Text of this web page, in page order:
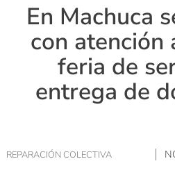
En Machuca
con atención
feria de
entrega de
REPARACIÓN COLECTIVA